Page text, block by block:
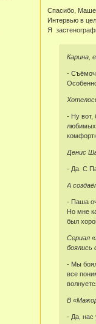
Спасибо,
Интервью в
Я
Карина,
-
- Ну вот,
любимых
Денис
- Да. С
А
- Паша
Но мне
был
Сериал
боялись
- Мы
все
В
- Да, нас